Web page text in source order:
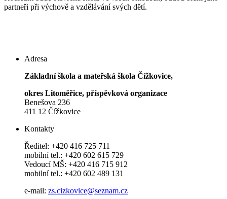
partneři při výchově a vzdělávání svých dětí.
Adresa
Základní škola a mateřská škola Čížkovice,
okres Litoměřice, příspěvková organizace
Benešova 236
411 12 Čížkovice
Kontakty
Ředitel: +420 416 725 711
mobilní tel.: +420 602 615 729
Vedoucí MŠ: +420 416 715 912
mobilní tel.: +420 602 489 131
e-mail: zs.cizkovice@seznam.cz